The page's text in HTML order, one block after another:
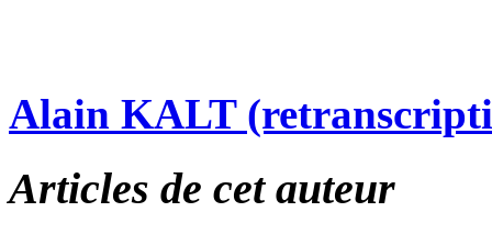
Alain KALT
Articles de cet auteur